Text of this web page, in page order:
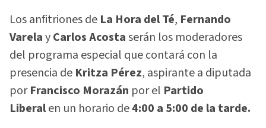
Los anfitriones de La Hora del Té, Fernando
VarelayCarlos Acostaserán los moderadores
del programa especial que contará con la
presencia de Kritza Pérez, aspirante a diputada
porFrancisco Morazán por el Partido
Liberalen un horario de4:00 a 5:00 de la tarde.